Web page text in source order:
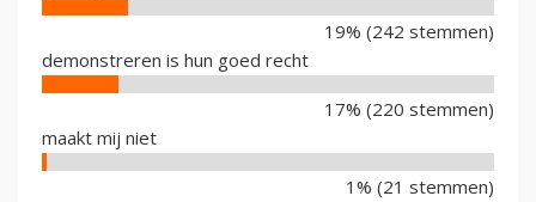
19% (242 stemmen)
demonstreren is hun goed recht
17% (220 stemmen)
maakt mij niet
1% (21 stemmen)